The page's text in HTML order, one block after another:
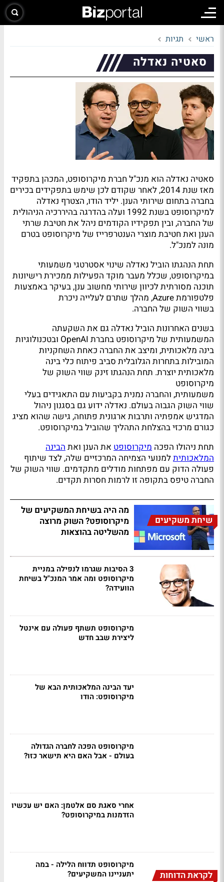
ראשי תגיות
סאטיה נאדלה
סאטיה נאדלה הוא מנכ"ל חברת מיקרוסופט, המכהן בתפקיד
מאז שנת 2014, לאחר שקודם לכן שימש בתפקידים בכירים
בחברה בתחום שירותי הענן. יליד הודו, הצטרף נאדלה
למיקרוסופט בשנת 1992 ועלה בהדרגה בהיררכיה הניהולית
של החברה, ובין תפקידיו הקודמים ניהל את חטיבת שרתי
הענן ואת חטיבת מוצרי הענטרפרייז של מיקרוסופט בטרם
מונה למנכ"ל.
תחת הנהגתו הוביל נאדלה שינוי אסטרטגי משמעותי
במיקרוסופט, שכלל מעבר מוקד הפעילות ממכירת רישיונות
תוכנה מסורתית לכיוון שירותי מחשוב ענן, בעיקר באמצעות
פלטפורמת Azure, מהלך שתרם לעלייה ניכרת
בשווי השוק של החברה.
בשנים האחרונות הוביל נאדלה גם את השקעתה
המשמעותית של מיקרוסופט בחברת OpenAI ובטכנולוגיות
בינה מלאכותית, ומיצב את החברה כאחת השחקניות
המובילות בתחרות הגלובלית סביב פיתוח כלי בינה
מלאכותית יוצרת. תחת הנהגתו זינק שווי השוק של
מיקרוסופט
משמעותית, והחברה נמנית בקביעות עם התאגידים בעלי
שווי השוק הגבוה בעולם. נאדלה ידוע גם בסגנון ניהול
המדגיש אמפתיה ותרבות ארגונית פתוחה, גישה שהוא מציג
כגורם מרכזי בהצלחת התהליך שהוביל במיקרוסופט.
תחת ניהולו הפכה מיקרוסופט את הענן ואתהבינה
המלאכותיתלמנועי הצמיחה המרכזיים שלה, לצד שיתוף
פעולה הדוק עם מפתחות מודלים מתקדמים. שווי השוק של
החברה טיפס בתקופה זו לרמות חסרות תקדים.
שיחת משקיעים
מה היה בשיחת המשקיעים של
מיקרוסופט? השוק מרוצה
מהשליטה בהוצאות
3 הסיבות שגרמו לנפילה במניית
מיקרוסופט ומה אמר המנכ"ל בשיחת
הוועידה?
מיקרוסופט תשתף פעולה עם אינטל
ליצירת שבב חדש
יעד הבינה המלאכותית הבא של
מיקרוסופט: הודו
מיקרוסופט הפכה לחברה הגדולה
בעולם - אבל האם היא תישאר כזו?
אחרי סאגת סם אלטמן: האם יש עכשיו
הזדמנות במיקרוסופט?
לקראת הדוחות
מיקרוסופט תדווח הלילה - במה
יתעניינו המשקיעים?